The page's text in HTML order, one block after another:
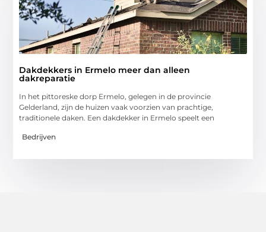
Dakdekkers in Ermelo meer dan alleen
dakreparatie
In het pittoreske dorp Ermelo, gelegen in de provincie
Gelderland, zijn de huizen vaak voorzien van prachtige,
traditionele daken. Een dakdekker in Ermelo speelt een
Bedrijven